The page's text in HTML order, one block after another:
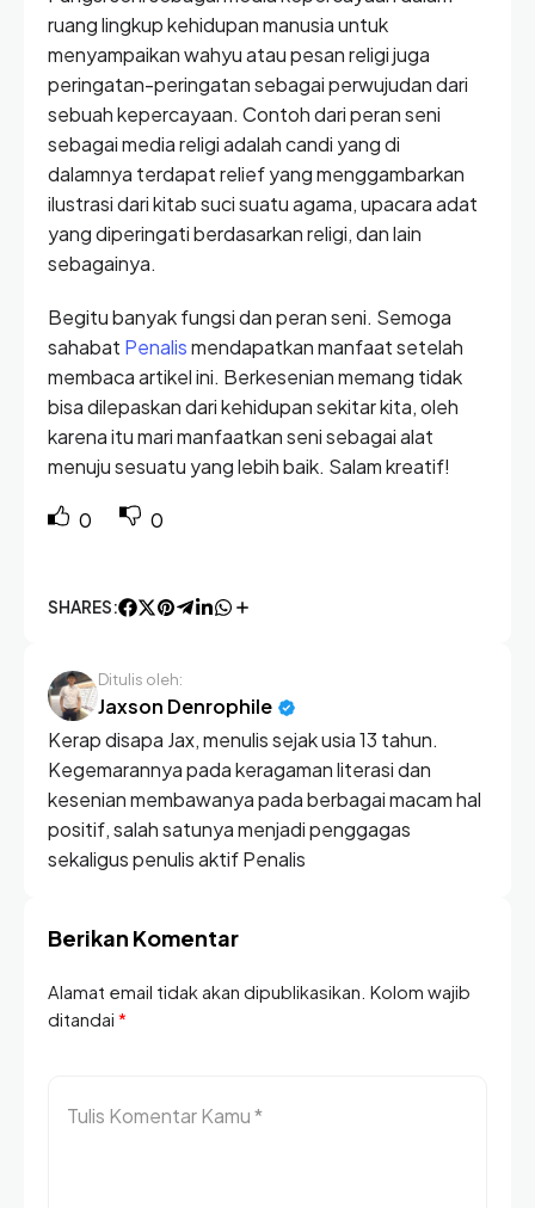
ruang lingkup kehidupan manusia untuk
menyampaikan wahyu atau pesan religi juga
peringatan-peringatan sebagai perwujudan dari
sebuah kepercayaan. Contoh dari peran seni
sebagai media religi adalah candi yang di
dalamnya terdapat relief yang menggambarkan
ilustrasi dari kitab suci suatu agama, upacara adat
yang diperingati berdasarkan religi, dan lain
sebagainya.
Begitu banyak fungsi dan peran seni. Semoga
sahabat Penalismendapatkan manfaat setelah
membaca artikel ini. Berkesenian memang tidak
bisa dilepaskan dari kehidupan sekitar kita, oleh
karena itu mari manfaatkan seni sebagai alat
menuju sesuatu yang lebih baik. Salam kreatif!
0 0
SHARES:
Ditulis oleh:
Jaxson Denrophile
Kerap disapa Jax, menulis sejak usia 13 tahun.
Kegemarannya pada keragaman literasi dan
kesenian membawanya pada berbagai macam hal
positif, salah satunya menjadi penggagas
sekaligus penulis aktif Penalis
Berikan Komentar
Alamat email tidak akan dipublikasikan. Kolom wajib
ditandai *